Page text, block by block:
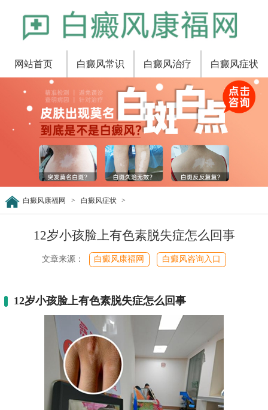
网站首页 白癜风常识 白癜风治疗 白癜风症状
白癜风康福网 > 白癜风症状 >
12岁小孩脸上有色素脱失症怎么回事
文章来源： 白癜风康福网 白癜风咨询入口
12岁小孩脸上有色素脱失症怎么回事